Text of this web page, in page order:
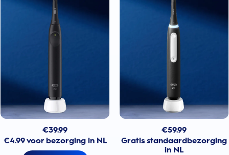
€39.99
€4.99 voor bezorging in NL
€59.99
Gratis standaardbezorging
in NL